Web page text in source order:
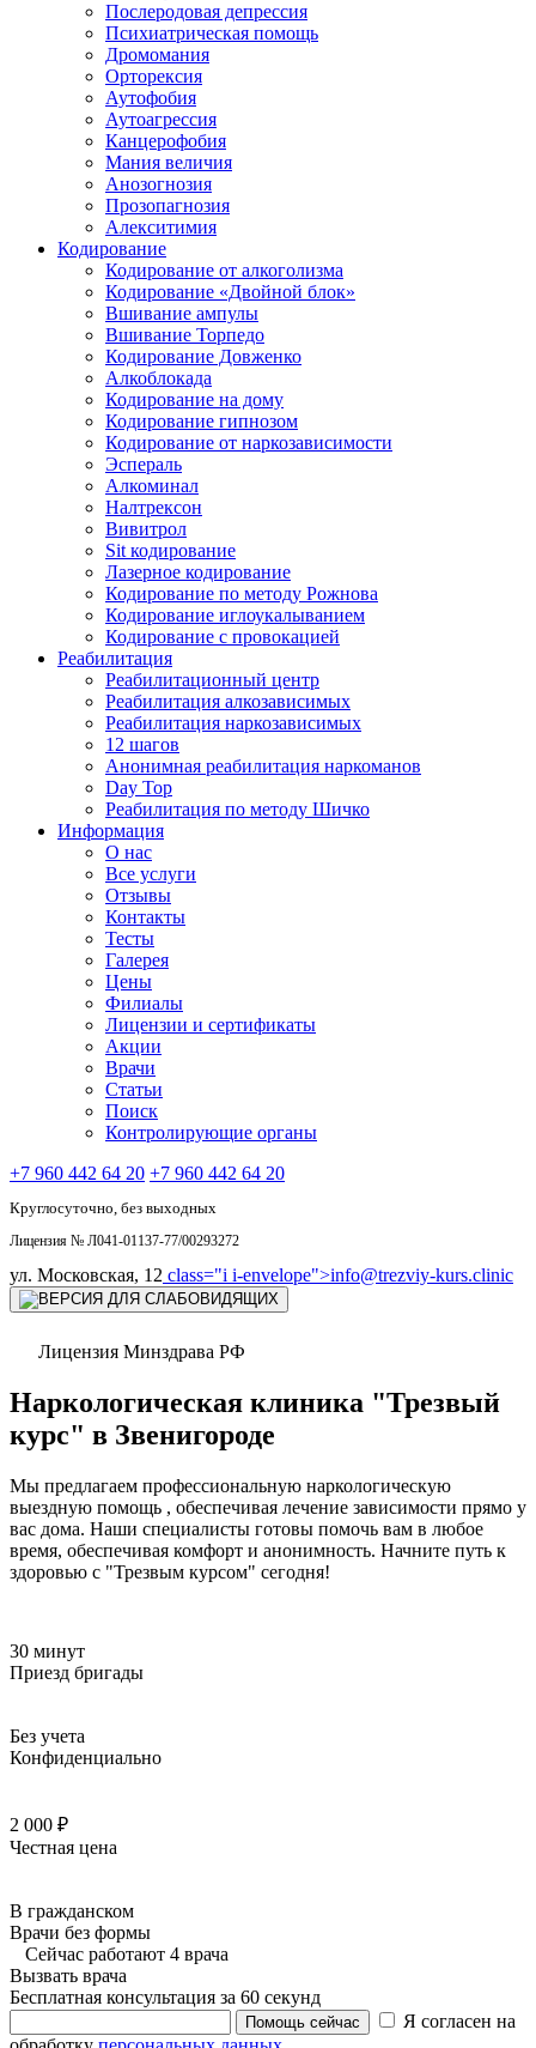
Послеродовая депрессия
Психиатрическая помощь
Дромомания
Орторексия
Аутофобия
Аутоагрессия
Канцерофобия
Мания величия
Анозогнозия
Прозопагнозия
Алекситимия
Кодирование
Кодирование от алкоголизма
Кодирование «Двойной блок»
Вшивание ампулы
Вшивание Торпедо
Кодирование Довженко
Алкоблокада
Кодирование на дому
Кодирование гипнозом
Кодирование от наркозависимости
Эспераль
Алкоминал
Налтрексон
Вивитрол
Sit кодирование
Лазерное кодирование
Кодирование по методу Рожнова
Кодирование иглоукалыванием
Кодирование с провокацией
Реабилитация
Реабилитационный центр
Реабилитация алкозависимых
Реабилитация наркозависимых
12 шагов
Анонимная реабилитация наркоманов
Day Top
Реабилитация по методу Шичко
Информация
О нас
Все услуги
Отзывы
Контакты
Тесты
Галерея
Цены
Филиалы
Лицензии и сертификаты
Акции
Врачи
Статьи
Поиск
Контролирующие органы
+7 960 442 64 20 +7 960 442 64 20
Круглосуточно, без выходных
Лицензия № Л041-01137-77/00293272
ул. Московская, 12 class="i i-envelope">info@trezviy-kurs.clinic
Лицензия Минздрава РФ
Наркологическая клиника "Трезвый
курс" в Звенигороде
Мы предлагаем профессиональную наркологическую
выездную помощь , обеспечивая лечение зависимости прямо у
вас дома. Наши специалисты готовы помочь вам в любое
время, обеспечивая комфорт и анонимность. Начните путь к
здоровью с "Трезвым курсом" сегодня!
30 минут
Приезд бригады
Без учета
Конфиденциально
2 000 ₽
Честная цена
В гражданском
Врачи без формы
Сейчас работают 4 врача
Вызвать врача
Бесплатная консультация за 60 секунд
Помощь сейчас
Я согласен на